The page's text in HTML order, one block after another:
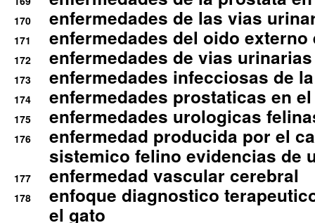
170 enfermedades de las vias
171 enfermedades del oido
172 enfermedades de vias
173 enfermedades infecciosas de
174 enfermedades prostaticas en
175 enfermedades urologicas
176
enfermedad producida por el
sistemico felino evidencias de
177 enfermedad vascular cerebral
178
enfoque diagnostico
el gato